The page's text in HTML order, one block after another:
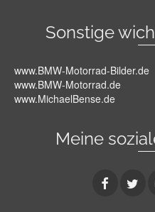
Sonstige
www.BMW-Motorrad-Bilder.de
www.BMW-Motorrad.de
www.MichaelBense.de
Meine